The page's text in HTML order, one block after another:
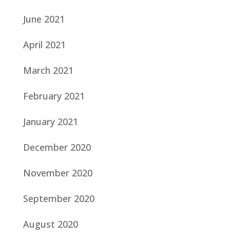
June 2021
April 2021
March 2021
February 2021
January 2021
December 2020
November 2020
September 2020
August 2020